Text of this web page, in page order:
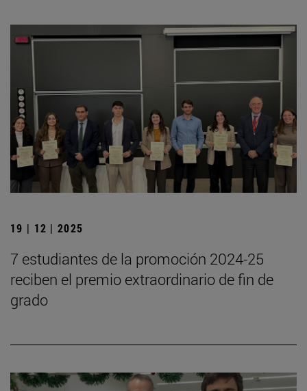
19 | 12 | 2025
7 estudiantes de la promoción 2024-25
reciben el premio extraordinario de fin de
grado